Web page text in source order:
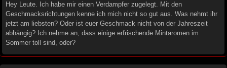
Hey Leute. Ich habe mir einen Verdampfer zugelegt. Mit den
Geschmacksrichtungen kenne ich mich nicht so gut aus. Was nehmt ihr
jetzt am liebsten? Oder ist euer Geschmack nicht von der Jahreszeit
abhängig? Ich nehme an, dass einige erfrischende Mintaromen im
Sommer toll sind, oder?